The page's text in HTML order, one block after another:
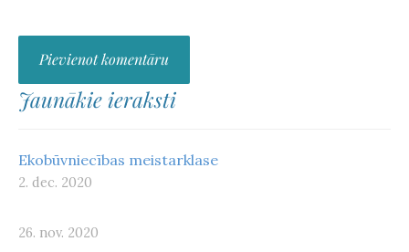
Jaunākie ieraksti
Ekobūvniecības meistarklase
2. dec. 2020
26. nov. 2020